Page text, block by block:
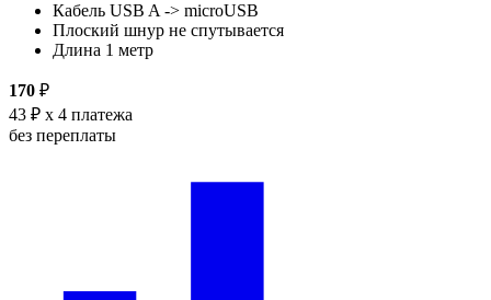
Кабель USB A -> microUSB
Плоский шнур не спутывается
Длина 1 метр
170 ₽
43 ₽ x 4 платежа
без переплаты